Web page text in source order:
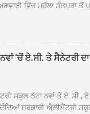
ਵਿੱਚ ਮਹੱਲਾ ਸੰਤਪੁਰਾ ਤੋਂ
ਠੱਟਾ ਵਿਖੇ ਪਹੁੰਚਿਆ। ਨਗਰ
ਸਿੰਘ ਤੇ ਇਲਾਕੇ ਦੀਆਂ ਸੰਗਤਾਂ
ਠੱਟਾ ਵਿਖੇ ਨਗਰ ਕੀਰਤਨ ਦੇ
ਦਮਦਮਾ ਸਾਹਿਬ ਠੱਟਾ ਦੇ
’ਚੋਂ ਏ.ਸੀ. ਤੇ ਸੈਨੇਟਰੀ ਦਾ
ਸਕੂਲ ਠੱਟਾ ਨਵਾਂ ਤੋਂ ਏ. ਸੀ.,
ਸਰਕਾਰੀ ਐਲੀਮੈਂਟਰੀ